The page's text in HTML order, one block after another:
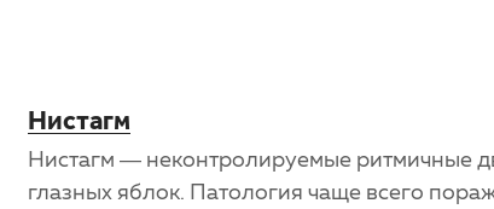
Нистагм
Нистагм — неконтролируемые ритмичные
глазных яблок. Патология чаще всего